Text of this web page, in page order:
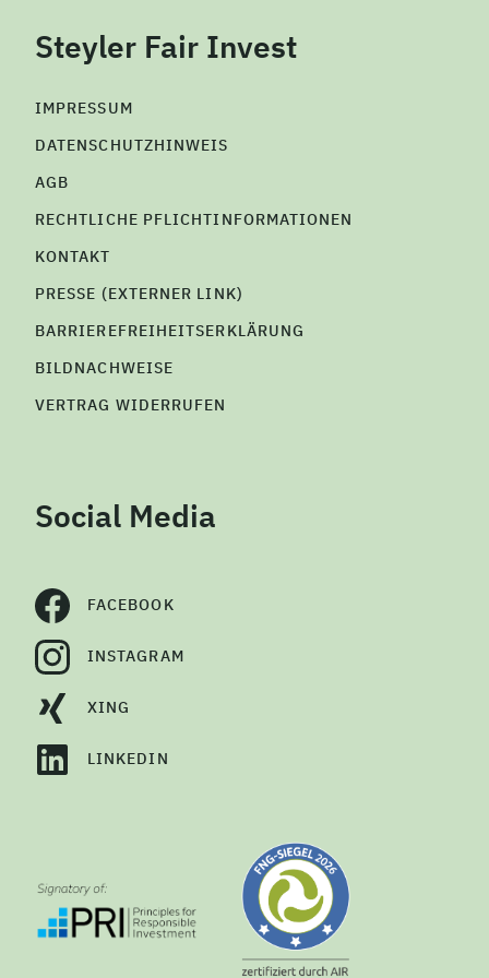
Steyler Fair Invest
IMPRESSUM
DATENSCHUTZHINWEIS
AGB
RECHTLICHE PFLICHTINFORMATIONEN
KONTAKT
PRESSE (EXTERNER LINK)
BARRIEREFREIHEITSERKLÄRUNG
BILDNACHWEISE
VERTRAG WIDERRUFEN
Social Media
FACEBOOK
INSTAGRAM
XING
LINKEDIN